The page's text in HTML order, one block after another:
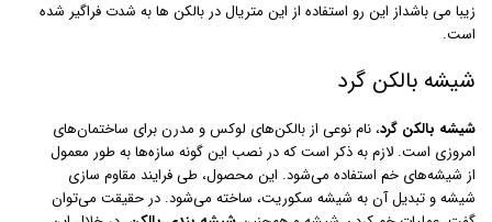
زیبا می باشداز این رو استفاده از این متریال در بالکن ها به شدت فراگیر شده
است.
شیشه بالکن گرد
شیشه بالکن گرد، نام نوعی از بالکن‌های لوکس و مدرن برای ساختمان‌های
امروزی است. لازم به ذکر است که در نصب این گونه سازه‌ها به طور معمول
از شیشه‌های خم استفاده می‌شود. این محصول، طی فرایند مقاوم سازی
شیشه و تبدیل آن به شیشه سکوریت، ساخته می‌شود. در حقیقت می‌توان